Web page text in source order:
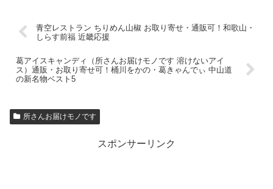
青空レストラン ちりめん山椒 お取り寄せ・通販可！和歌山・
しらす前福 近畿応援
葛アイスキャンディ（所さんお届けモノです 溶けないアイ
ス）通販・お取り寄せ可！桶川をかの・葛きゃんでぃ 中山道
の新名物ベスト5
所さんお届けモノです
スポンサーリンク